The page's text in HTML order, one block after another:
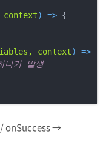
) => {
context) => {
가 발생
onSuccess →